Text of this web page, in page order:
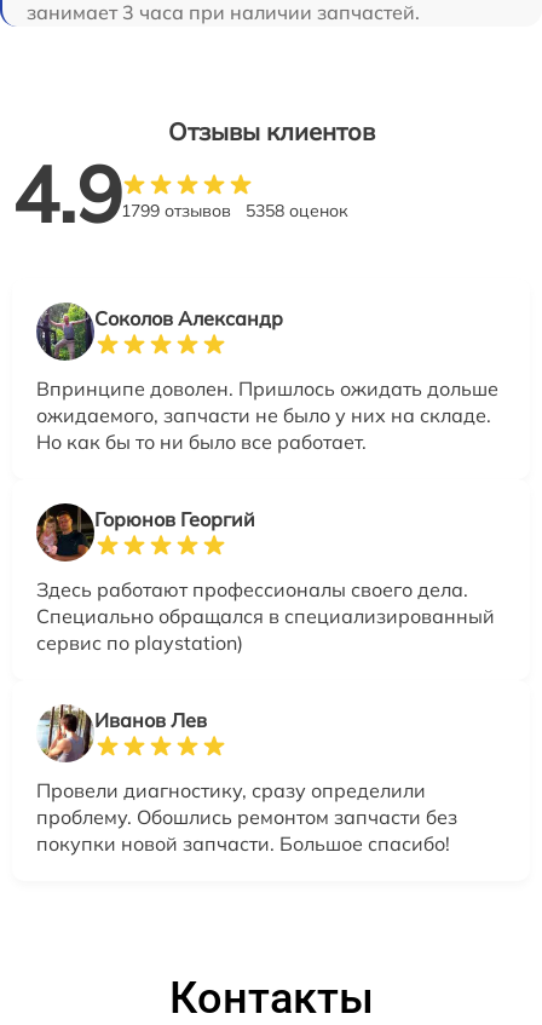
занимает 3 часа при наличии запчастей.
Отзывы клиентов
4.91799 отзывов 5358 оценок
Соколов Александр
Впринципе доволен. Пришлось ожидать дольше
ожидаемого, запчасти не было у них на складе.
Но как бы то ни было все работает.
Горюнов Георгий
Здесь работают профессионалы своего дела.
Специально обращался в специализированный
сервис по playstation)
Иванов Лев
Провели диагностику, сразу определили
проблему. Обошлись ремонтом запчасти без
покупки новой запчасти. Большое спасибо!
Контакты